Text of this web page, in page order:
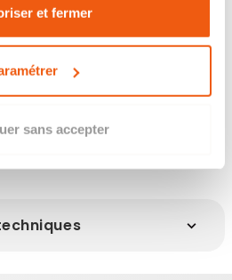
et fermer
sans accepter